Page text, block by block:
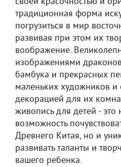
традиционная форма
погрузиться в мир
развивая при этом их
воображение.
изображениями
бамбука и прекрасных
маленьких художников и
декорацией для их
живопись для детей - это
возможность
Древнего Китая, но и
развивать таланты и
вашего ребенка.